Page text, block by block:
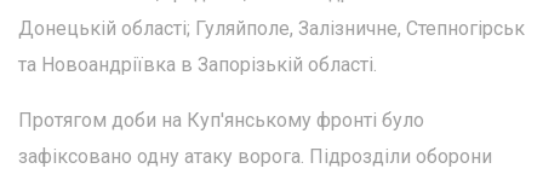
Донецькій області; Гуляйполе, Залізничне, Степногірськ
та Новоандріївка в Запорізькій області.
Протягом доби на Куп'янському фронті було
зафіксовано одну атаку ворога. Підрозділи оборони